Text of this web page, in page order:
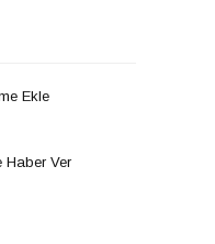
Ekle
Haber Ver